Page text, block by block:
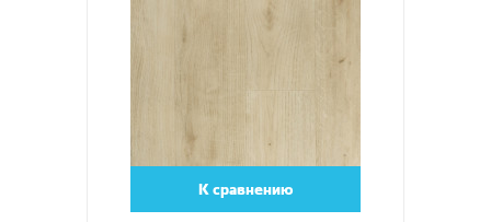
К сравнению